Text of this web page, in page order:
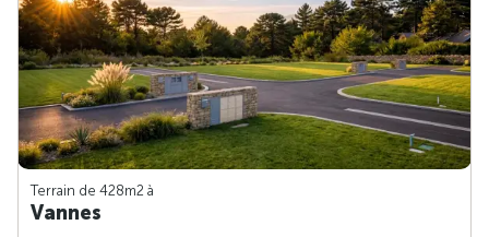
Terrain de 428m2 à
Vannes